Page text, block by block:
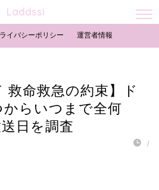
Laddssi
イバシーポリシー 運営者情報
救命救急の約束】ド
らいつまで全何
日を調査
/